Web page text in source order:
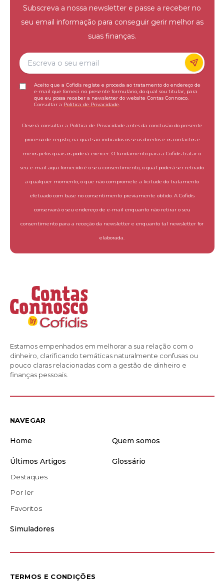
Subscreva a nossa newsletter e passe a receber no
seu email informação para conseguir gerir melhor as
suas finanças.
Aceito que a Cofidis registe e proceda ao tratamento do endereço de
e-mail que forneci no presente formulário, do qual sou titular, para
que eu possa receber a newsletter do website Contas Connosco.
Consultar a Política de Privacidade
Deverá consultar a Política de Privacidade antes da conclusão do presente
processo de registo, na qual são indicados os seus direitos e os contactos e
meios pelos quais os poderá exercer. O fundamento para a Cofidis tratar o
seu e-mail aqui fornecido é o seu consentimento, o qual poderá ser retirado
a qualquer momento, o que não compromete a licitude do tratamento
efetuado com base no consentimento previamente obtido. A Cofidis
conservará o seu endereço de e-mail enquanto não retirar o seu
consentimento para a receção da newsletter e enquanto tal newsletter for
elaborada.
Estamos empenhados em melhorar a sua relação com o
dinheiro, clarificando temáticas naturalmente confusas ou
pouco claras relacionadas com a gestão de dinheiro e
finanças pessoais.
NAVEGAR
Home Quem somos
Últimos Artigos
Destaques
Por ler
Favoritos
Glossário
Simuladores
TERMOS E CONDIÇÕES